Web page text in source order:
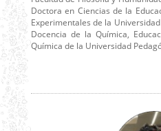
Doctora en Ciencias de la
Experimentales de la
Docencia de la Química,
Química de la Universidad